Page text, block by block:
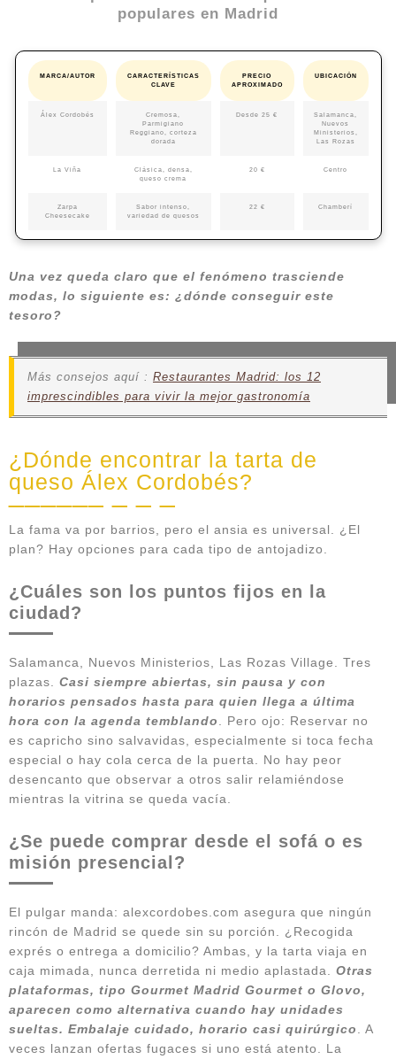
populares en Madrid
MARCA/AUTOR
CARACTERÍSTICAS
CLAVE
PRECIO
APROXIMADO
UBICACIÓN
Álex Cordobés
Cremosa,
Parmigiano
Reggiano, corteza
dorada
Desde 25 €
Salamanca,
Nuevos
Ministerios,
Las Rozas
La Viña
Clásica, densa,
queso crema
20 € Centro
Zarpa
Cheesecake
Sabor intenso,
variedad de quesos
22 € Chamberí
Una vez queda claro que el fenómeno trasciende
modas, lo siguiente es: ¿dónde conseguir este
tesoro?
Más consejos aquí : Restaurantes Madrid: los 12
imprescindibles para vivir la mejor gastronomía
¿Dónde encontrar la tarta de
queso Álex Cordobés?
La fama va por barrios, pero el ansia es universal. ¿El
plan? Hay opciones para cada tipo de antojadizo.
¿Cuáles son los puntos fijos en la
ciudad?
Salamanca, Nuevos Ministerios, Las Rozas Village. Tres
plazas. Casi siempre abiertas, sin pausa y con
horarios pensados hasta para quien llega a última
hora con la agenda temblando
. Pero ojo: Reservar no
es capricho sino salvavidas, especialmente si toca fecha
especial o hay cola cerca de la puerta. No hay peor
desencanto que observar a otros salir relamiéndose
mientras la vitrina se queda vacía.
¿Se puede comprar desde el sofá o es
misión presencial?
El pulgar manda: alexcordobes.com asegura que ningún
rincón de Madrid se quede sin su porción. ¿Recogida
exprés o entrega a domicilio? Ambas, y la tarta viaja en
caja mimada, nunca derretida ni medio aplastada. Otras
plataformas, tipo Gourmet Madrid Gourmet o Glovo,
aparecen como alternativa cuando hay unidades
sueltas. Embalaje cuidado, horario casi quirúrgico
. A
veces lanzan ofertas fugaces si uno está atento. La